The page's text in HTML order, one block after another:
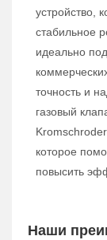
устройство,
стабильное
идеально
точность и
газовый
которое
повысить
Наши